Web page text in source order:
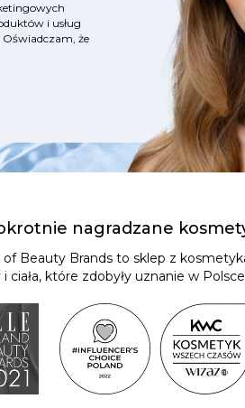
i usług
Oświadczam, że
nagradzane
of Beauty Brands to sklep z
ciała, które zdobyły uznanie w